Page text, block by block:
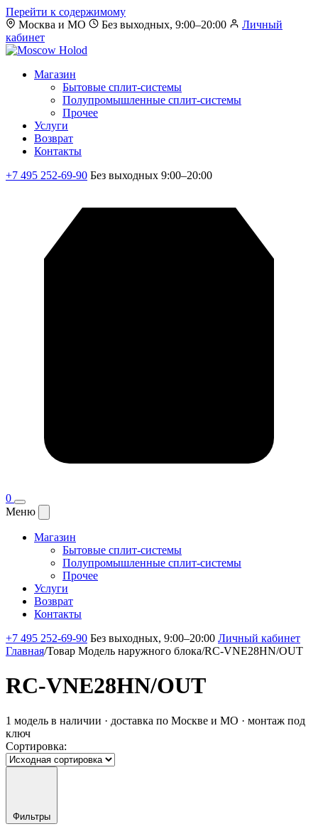
Перейти к содержимому
Москва и МО
Без выходных, 9:00–20:00
Личный
кабинет
Магазин
Бытовые сплит-системы
Полупромышленные сплит-системы
Прочее
Услуги
Возврат
Контакты
+7 495 252-69-90 Без выходных 9:00–20:00
0
Меню
Магазин
Бытовые сплит-системы
Полупромышленные сплит-системы
Прочее
Услуги
Возврат
Контакты
+7 495 252-69-90 Без выходных, 9:00–20:00 Личный кабинет
Главная/Товар Модель наружного блока/RC-VNE28HN/OUT
RC-VNE28HN/OUT
1 модель в наличии · доставка по Москве и МО · монтаж под
ключ
Сортировка:
Фильтры